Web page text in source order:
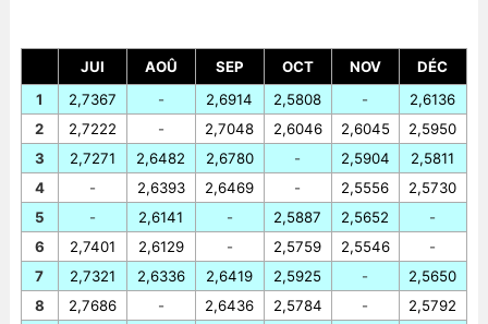
JUI AOÛ SEP OCT NOV
DÉC
1
2
3
4
5
6
7
8
2,7367
2,7222
2,7271
-
-
2,7401
2,7321
2,7686
-
-
2,6482
2,6393
2,6141
2,6129
2,6336
-
2,6914
2,7048
2,6780
2,6469
-
-
2,6419
2,6436
2,5808
2,6046
-
-
2,5887
2,5759
2,5925
2,5784
-
2,6045
2,5904
2,5556
2,5652
2,5546
-
-
2,6136
2,5950
2,5811
2,5730
-
-
2,5650
2,5792